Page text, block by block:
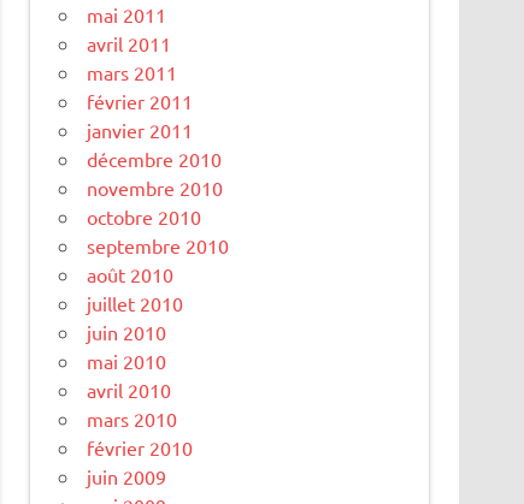
mai 2011
avril 2011
mars 2011
février 2011
janvier 2011
décembre 2010
novembre 2010
octobre 2010
septembre 2010
août 2010
juillet 2010
juin 2010
mai 2010
avril 2010
mars 2010
février 2010
juin 2009